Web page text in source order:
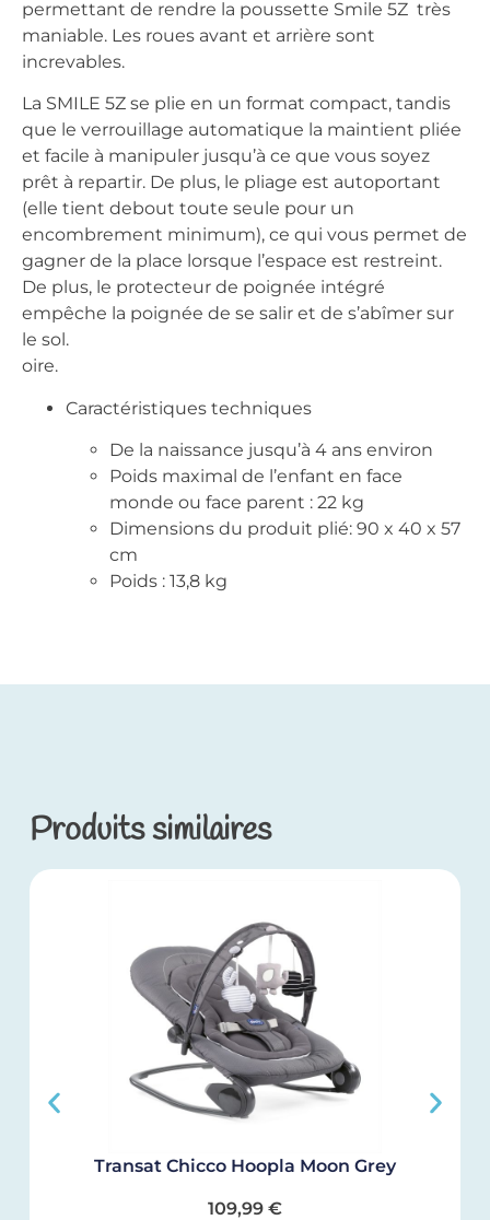
permettant de rendre la poussette Smile 5Z très
maniable. Les roues avant et arrière sont
increvables.
La SMILE 5Z se plie en un format compact, tandis
que le verrouillage automatique la maintient pliée
et facile à manipuler jusqu’à ce que vous soyez
prêt à repartir. De plus, le pliage est autoportant
(elle tient debout toute seule pour un
encombrement minimum), ce qui vous permet de
gagner de la place lorsque l’espace est restreint.
De plus, le protecteur de poignée intégré
empêche la poignée de se salir et de s’abîmer sur
le sol.
oire.
Caractéristiques techniques
De la naissance jusqu’à 4 ans environ
Poids maximal de l’enfant en face
monde ou face parent : 22 kg
Dimensions du produit plié: 90 x 40 x 57
cm
Poids : 13,8 kg
Produits similaires
Transat Chicco Hoopla Moon Grey
109,99 €